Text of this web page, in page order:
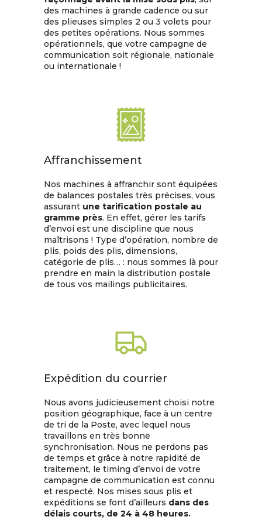
des machines à grande cadence ou sur
des plieuses simples 2 ou 3 volets pour
des petites opérations. Nous sommes
opérationnels, que votre campagne de
communication soit régionale, nationale
ou internationale !
Affranchissement
Nos machines à affranchir sont équipées
de balances postales très précises, vous
assurant une tarification postale au
gramme près. En effet, gérer les tarifs
d’envoi est une discipline que nous
maîtrisons ! Type d’opération, nombre de
plis, poids des plis, dimensions,
catégorie de plis… : nous sommes là pour
prendre en main la distribution postale
de tous vos mailings publicitaires.
Expédition du courrier
Nous avons judicieusement choisi notre
position géographique, face à un centre
de tri de la Poste, avec lequel nous
travaillons en très bonne
synchronisation. Nous ne perdons pas
de temps et grâce à notre rapidité de
traitement, le timing d’envoi de votre
campagne de communication est connu
et respecté. Nos mises sous plis et
expéditions se font d’ailleurs dans des
délais courts, de 24 à 48 heures.